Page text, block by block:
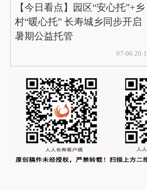
【今日看点】园区“安心托”+乡
村“暖心托” 长寿城乡同步开启
暑期公益托管
07-06